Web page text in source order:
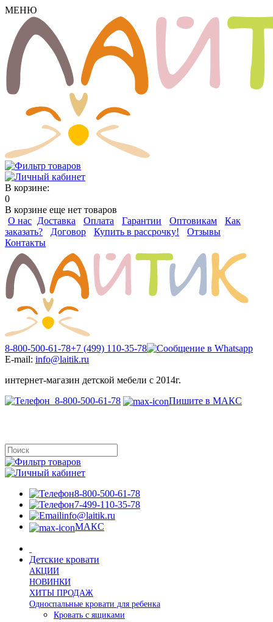
МЕНЮ
В корзине:
0
В корзине еще нет товаров
О нас Доставка Оплата Гарантии Оптовикам
Как
заказать?
Договор Купить в рассрочку!
Отзывы
Контакты
8-800-500-61-78+7 (499) 110-35-78
E-mail: info@laitik.ru
интернет-магазин детской мебели с 2014г.
8-800-500-61-78
Пишите в МАКС
8-800-500-61-78
7-499-110-35-78
info@laitik.ru
МАКС
Детские кровати
АКЦИИ
НОВИНКИ
ХИТЫ ПРОДАЖ
Односпальные кровати для ребенка
Кровать с ящиками